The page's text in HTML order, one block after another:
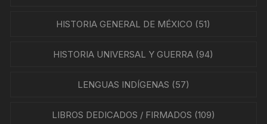
HISTORIA GENERAL DE MÉXICO (51)
HISTORIA UNIVERSAL Y GUERRA (94)
LENGUAS INDÍGENAS (57)
LIBROS DEDICADOS / FIRMADOS (109)